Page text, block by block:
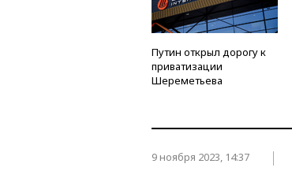
Путин открыл дорогу к
приватизации
Шереметьева
9 ноября 2023, 14:37